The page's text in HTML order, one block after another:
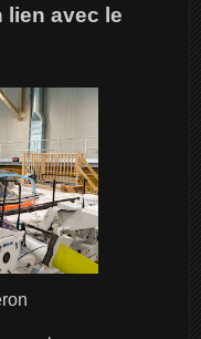
lien avec le